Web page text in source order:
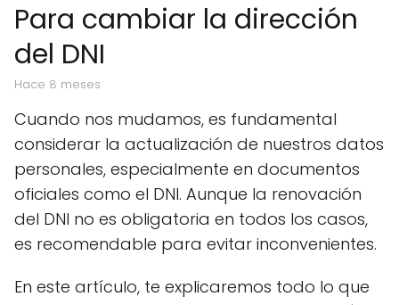
Para cambiar la dirección
del DNI
hace 8 meses
Cuando nos mudamos, es fundamental
considerar la actualización de nuestros datos
personales, especialmente en documentos
oficiales como el DNI. Aunque la renovación
del DNI no es obligatoria en todos los casos,
es recomendable para evitar inconvenientes.
En este artículo, te explicaremos todo lo que